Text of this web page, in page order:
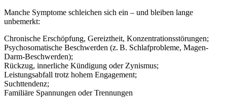
Manche Symptome schleichen sich ein – und bleiben lange
unbemerkt:
Chronische Erschöpfung, Gereiztheit, Konzentrationsstörungen;
Psychosomatische Beschwerden (z. B. Schlafprobleme, Magen-
Darm-Beschwerden);
Rückzug, innerliche Kündigung oder Zynismus;
Leistungsabfall trotz hohem Engagement;
Suchttendenz;
Familiäre Spannungen oder Trennungen